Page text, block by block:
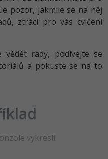
SEO
pozor, jakmile se na něj
ztrácí pro vás cvičení
vědět rady, podívejte se
a pokuste se na to
vykreslí